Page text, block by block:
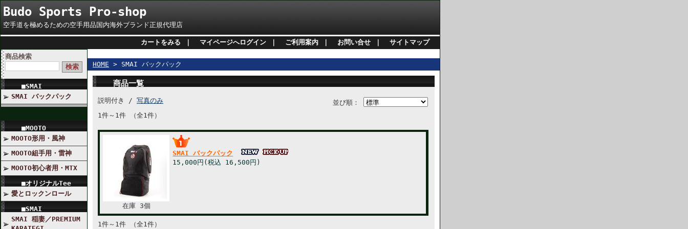
Budo Sports Pro-shop
空手道を極めるための空手用品国内海外ブランド正規代理店
カートをみる マイページへログイン ご利用案内 お問い合せ
サイトマップ
商品検索
■SMAI
SMAI バックパック
■MOOTO
MOOTO形用・風神
MOOTO組手用・雷神
MOOTO初心者用・MTX
■オリジナルTee
愛とロックンロール
■SMAI
SMAI 稲妻／PREMIUM
HOME > SMAI バックパック
商品一覧
並び順：
説明付き / 写真のみ
1件～1件 （全1件）
在庫 3個
SMAI バックパック
15,000円 (税込 16,500円)
1件～1件 （全1件）